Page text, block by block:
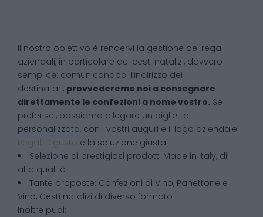
Il nostro obiettivo è rendervi la gestione dei regali
aziendali, in particolare dei cesti natalizi, davvero
semplice: comunicandoci l’indirizzo dei
destinatari, provvederemo noi a consegnare
direttamente le confezioni a nome vostro. Se
preferisci, possiamo allegare un biglietto
personalizzato, con i vostri auguri e il logo aziendale.
Regali Digusto è la soluzione giusta:
Selezione di prestigiosi prodotti Made in Italy, di
alta qualità
Tante proposte: Confezioni di Vino, Panettone e
Vino, Cesti natalizi di diverso formato
Inoltre puoi: